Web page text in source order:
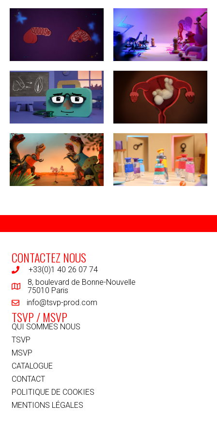
CONTACTEZ NOUS
+33(0)1 40 26 07 74
8, boulevard de Bonne-Nouvelle
75010 Paris
info@tsvp-prod.com
TSVP / MSVP
QUI SOMMES NOUS
TSVP
MSVP
CATALOGUE
CONTACT
POLITIQUE DE COOKIES
MENTIONS LÉGALES